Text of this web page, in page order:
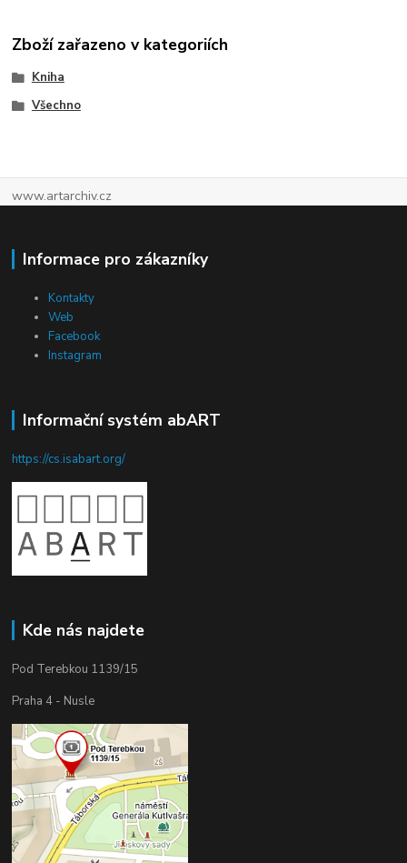
Zboží zařazeno v kategoriích
Kniha
Všechno
www.artarchiv.cz
Informace pro zákazníky
Kontakty
Web
Facebook
Instagram
Informační systém abART
https://cs.isabart.org/
Kde nás najdete
Pod Terebkou 1139/15
Praha 4 - Nusle